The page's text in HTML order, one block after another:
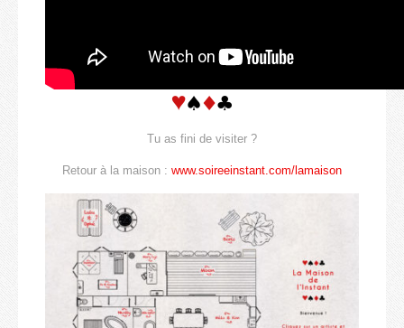
Tu as fini de visiter ?
Retour à la maison : www.soireeinstant.com/lamaison